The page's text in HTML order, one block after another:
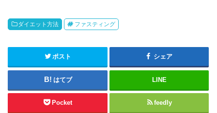
ダイエット方法 ファスティング
ポスト シェア
はてブ LINE
Pocket feedly